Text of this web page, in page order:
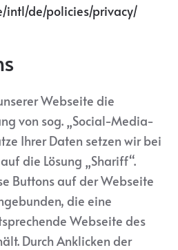
intl/de/policies/privacy/
Webseite die
von sog. „Social-Media-
Ihrer Daten setzen wir bei
die Lösung „Shariff“.
Buttons auf der Webseite
die eine
Webseite des
Durch Anklicken der